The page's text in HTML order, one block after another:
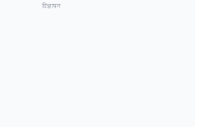
विज्ञापन